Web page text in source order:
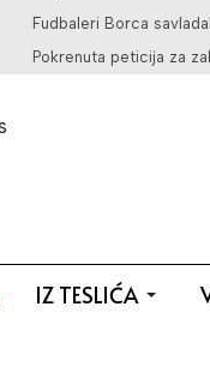
Fudbaleri Borca
Pokrenuta peticija za
IZ TESLIĆA